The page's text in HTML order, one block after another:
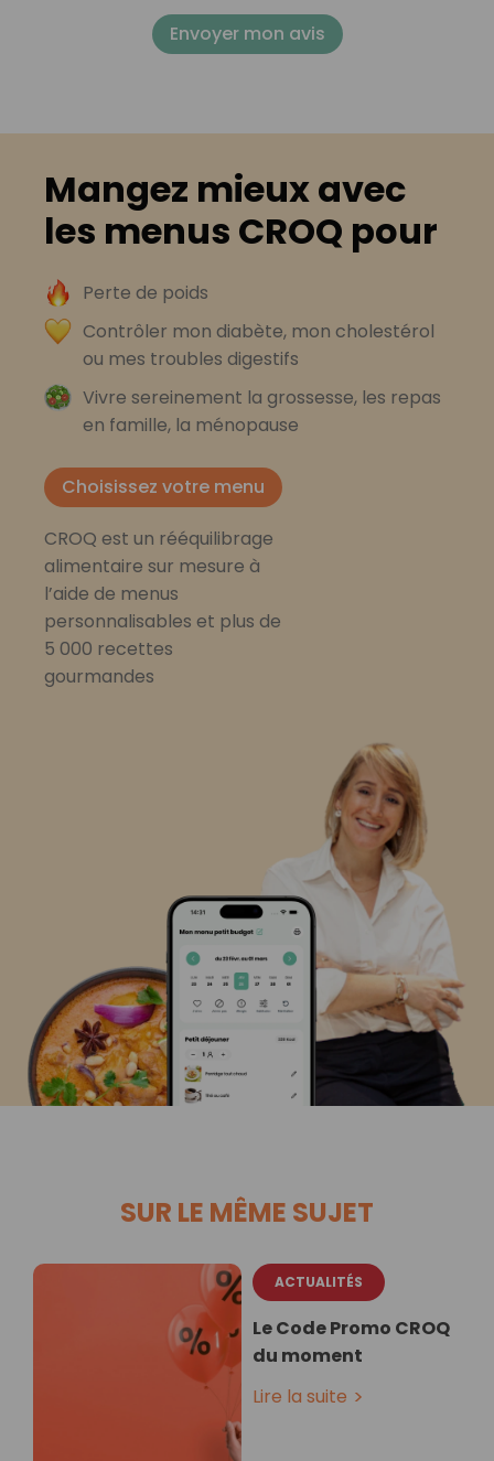
Envoyer mon avis
Mangez mieux avec
les menus CROQ pour
Perte de poids
Contrôler mon diabète, mon cholestérol
ou mes troubles digestifs
Vivre sereinement la grossesse, les repas
en famille, la ménopause
Choisissez votre menu
CROQ est un rééquilibrage
alimentaire sur mesure à
l’aide de menus
personnalisables et plus de
5 000 recettes
gourmandes
SUR LE MÊME SUJET
ACTUALITÉS
Le Code Promo CROQ
du moment
Lire la suite